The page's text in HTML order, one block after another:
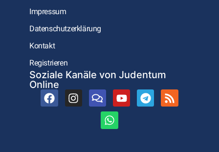
Impressum
Datenschutzerklärung
Kontakt
Registrieren
Soziale Kanäle von Judentum
Online